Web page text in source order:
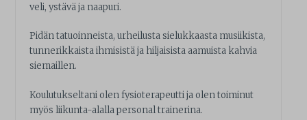
veli, ystävä ja naapuri.
Pidän tatuoinneista, urheilusta sielukkaasta musiikista,
tunnerikkaista ihmisistä ja hiljaisista aamuista kahvia
siemaillen.
Koulutukseltani olen fysioterapeutti ja olen toiminut
myös liikunta-alalla personal trainerina.